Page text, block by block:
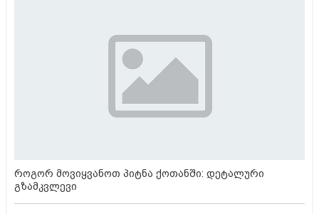
როგორ მოვიყვანოთ პიტნა ქოთანში: დეტალური
გზამკვლევი